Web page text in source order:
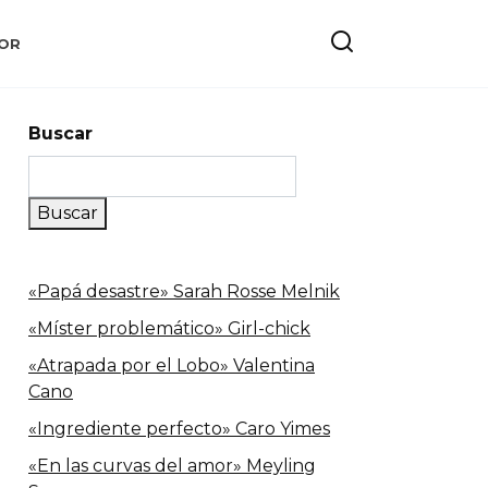
Buscar
Buscar
«Papá desastre» Sarah Rosse Melnik
«Míster problemático» Girl-chick
«Atrapada por el Lobo» Valentina
Cano
«Ingrediente perfecto» Caro Yimes
«En las curvas del amor» Meyling